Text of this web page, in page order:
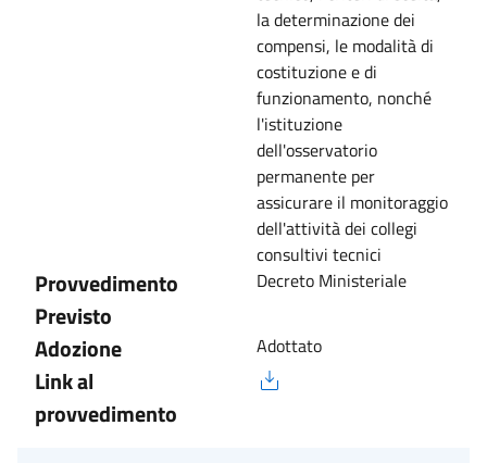
la determinazione dei
compensi, le modalità di
costituzione e di
funzionamento, nonché
l'istituzione
dell'osservatorio
permanente per
assicurare il monitoraggio
dell'attività dei collegi
consultivi tecnici
Provvedimento
Previsto
Decreto Ministeriale
Adozione Adottato
Link al
provvedimento